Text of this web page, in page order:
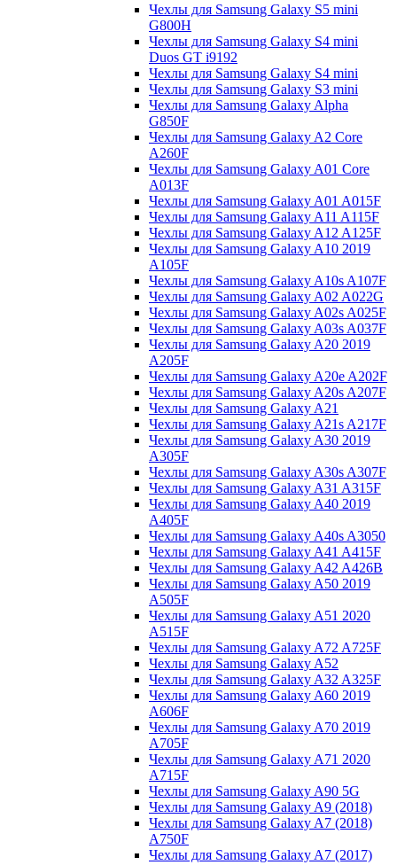
Чехлы для Samsung Galaxy S5 mini
G800H
Чехлы для Samsung Galaxy S4 mini
Duos GT i9192
Чехлы для Samsung Galaxy S4 mini
Чехлы для Samsung Galaxy S3 mini
Чехлы для Samsung Galaxy Alpha
G850F
Чехлы для Samsung Galaxy A2 Core
A260F
Чехлы для Samsung Galaxy A01 Core
A013F
Чехлы для Samsung Galaxy A01 A015F
Чехлы для Samsung Galaxy A11 A115F
Чехлы для Samsung Galaxy A12 A125F
Чехлы для Samsung Galaxy A10 2019
A105F
Чехлы для Samsung Galaxy A10s A107F
Чехлы для Samsung Galaxy A02 A022G
Чехлы для Samsung Galaxy A02s A025F
Чехлы для Samsung Galaxy A03s A037F
Чехлы для Samsung Galaxy A20 2019
A205F
Чехлы для Samsung Galaxy A20e A202F
Чехлы для Samsung Galaxy A20s A207F
Чехлы для Samsung Galaxy A21
Чехлы для Samsung Galaxy A21s A217F
Чехлы для Samsung Galaxy A30 2019
A305F
Чехлы для Samsung Galaxy A30s A307F
Чехлы для Samsung Galaxy A31 A315F
Чехлы для Samsung Galaxy A40 2019
A405F
Чехлы для Samsung Galaxy A40s A3050
Чехлы для Samsung Galaxy A41 A415F
Чехлы для Samsung Galaxy A42 A426B
Чехлы для Samsung Galaxy A50 2019
A505F
Чехлы для Samsung Galaxy A51 2020
A515F
Чехлы для Samsung Galaxy A72 A725F
Чехлы для Samsung Galaxy A52
Чехлы для Samsung Galaxy A32 A325F
Чехлы для Samsung Galaxy A60 2019
A606F
Чехлы для Samsung Galaxy A70 2019
A705F
Чехлы для Samsung Galaxy A71 2020
A715F
Чехлы для Samsung Galaxy A90 5G
Чехлы для Samsung Galaxy A9 (2018)
Чехлы для Samsung Galaxy A7 (2018)
A750F
Чехлы для Samsung Galaxy A7 (2017)